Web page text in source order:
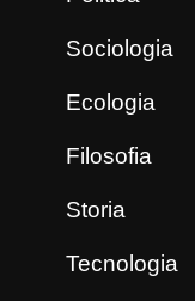
Sociologia
Ecologia
Filosofia
Storia
Tecnologia